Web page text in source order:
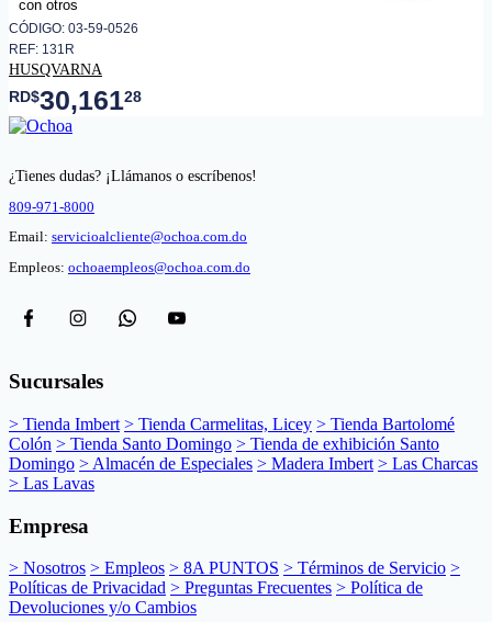
CÓDIGO: 03-59-0526
REF: 131R
HUSQVARNA
RD$30,16128
¿Tienes dudas? ¡Llámanos o escríbenos!
809-971-8000
Email: servicioalcliente@ochoa.com.do
Empleos: ochoaempleos@ochoa.com.do
Sucursales
> Tienda Imbert > Tienda Carmelitas, Licey > Tienda Bartolomé
Colón > Tienda Santo Domingo > Tienda de exhibición Santo
Domingo > Almacén de Especiales > Madera Imbert > Las Charcas
> Las Lavas
Empresa
> Nosotros > Empleos > 8A PUNTOS > Términos de Servicio >
Políticas de Privacidad > Preguntas Frecuentes > Política de
Devoluciones y/o Cambios